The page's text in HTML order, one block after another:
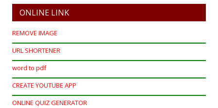
ONLINE LINK
REMOVE IMAGE
URL SHORTENER
word to pdf
CREATE YOUTUBE APP
ONLINE QUIZ GENERATOR